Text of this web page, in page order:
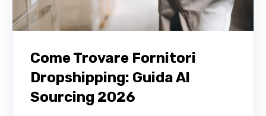
Come Trovare Fornitori
Dropshipping: Guida Al
Sourcing 2026